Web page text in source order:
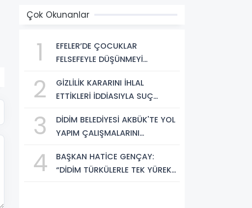
Çok Okunanlar
1
EFELER’DE ÇOCUKLAR
FELSEFEYLE DÜŞÜNMEYİ
2
GİZLİLİK KARARINI İHLAL
ETTİKLERİ İDDİASIYLA SUÇ
3
DİDİM BELEDİYESİ AKBÜK'TE YOL
YAPIM ÇALIŞMALARINI
4
BAŞKAN HATİCE GENÇAY:
“DİDİM TÜRKÜLERLE TEK YÜREK